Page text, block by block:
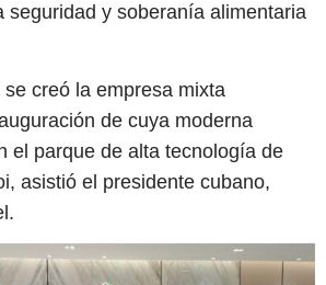
seguridad y soberanía alimentaria
creó la empresa mixta
de cuya moderna
el parque de alta tecnología de
asistió el presidente cubano,